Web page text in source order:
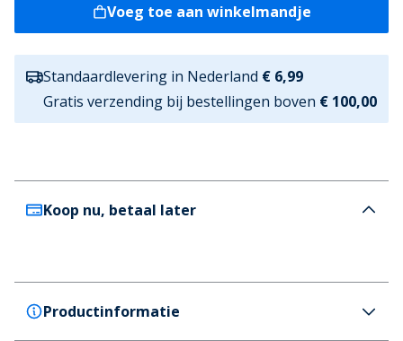
Voeg toe aan winkelmandje
Standaardlevering in Nederland € 6,99
Gratis verzending bij bestellingen boven € 100,00
Koop nu, betaal later
Productinformatie